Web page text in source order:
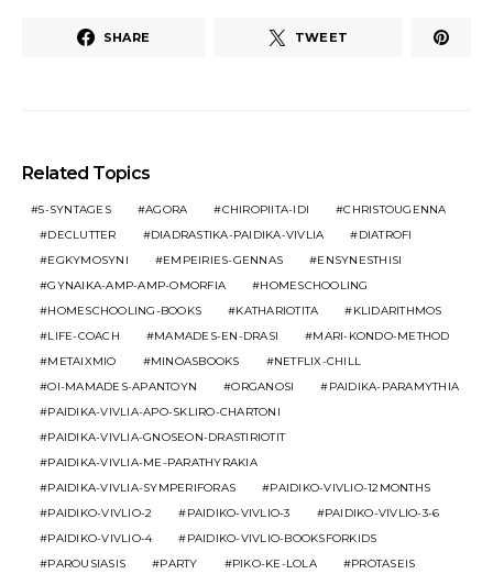
SHARE TWEET
Related Topics
5-SYNTAGES AGORA CHIROPIITA-IDI
CHRISTOUGENNA
DECLUTTER
DIADRASTIKA-PAIDIKA-VIVLIA
DIATROFI
EGKYMOSYNI
EMPEIRIES-GENNAS
ENSYNESTHISI
GYNAIKA-AMP-AMP-OMORFIA
HOMESCHOOLING
HOMESCHOOLING-BOOKS
KATHARIOTITA
KLIDARITHMOS
LIFE-COACH
MAMADES-EN-DRASI
MARI-KONDO-METHOD
METAIXMIO
MINOASBOOKS
NETFLIX-CHILL
OI-MAMADES-APANTOYN
ORGANOSI
PAIDIKA-PARAMYTHIA
PAIDIKA-VIVLIA-APO-SKLIRO-CHARTONI
PAIDIKA-VIVLIA-GNOSEON-DRASTIRIOTIT
PAIDIKA-VIVLIA-ME-PARATHYRAKIA
PAIDIKA-VIVLIA-SYMPERIFORAS
PAIDIKO-VIVLIO-12MONTHS
PAIDIKO-VIVLIO-2
PAIDIKO-VIVLIO-3
PAIDIKO-VIVLIO-3-6
PAIDIKO-VIVLIO-4
PAIDIKO-VIVLIO-BOOKSFORKIDS
PAROUSIASIS
PARTY PIKO-KE-LOLA
PROTASEIS